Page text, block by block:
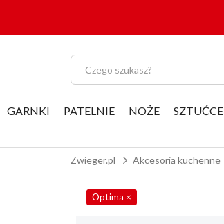
GARNKI PATELNIE NOŻE SZTUĆCE
Zwieger.pl Akcesoria kuchenne
Optima ×